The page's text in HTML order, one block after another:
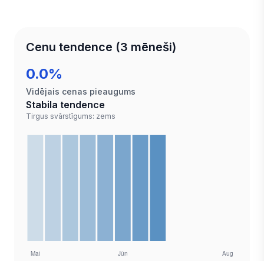
Cenu tendence (3 mēneši)
0.0%
Vidējais cenas pieaugums
Stabila tendence
Tirgus svārstīgums: zems